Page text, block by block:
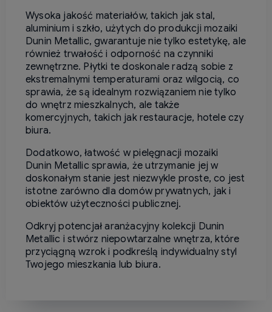
Wysoka jakość materiałów, takich jak stal,
aluminium i szkło, użytych do produkcji mozaiki
Dunin Metallic, gwarantuje nie tylko estetykę, ale
również trwałość i odporność na czynniki
zewnętrzne. Płytki te doskonale radzą sobie z
ekstremalnymi temperaturami oraz wilgocią, co
sprawia, że są idealnym rozwiązaniem nie tylko
do wnętrz mieszkalnych, ale także
komercyjnych, takich jak restauracje, hotele czy
biura.
Dodatkowo, łatwość w pielęgnacji mozaiki
Dunin Metallic sprawia, że utrzymanie jej w
doskonałym stanie jest niezwykle proste, co jest
istotne zarówno dla domów prywatnych, jak i
obiektów użyteczności publicznej.
Odkryj potencjał aranżacyjny kolekcji Dunin
Metallic i stwórz niepowtarzalne wnętrza, które
przyciągną wzrok i podkreślą indywidualny styl
Twojego mieszkania lub biura.